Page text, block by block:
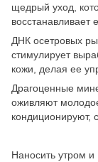
щедрый уход,
восстанавливает
ДНК осетровых
стимулирует
кожи, делая ее
Драгоценные
оживляют
кондиционируют,
Наносить утром